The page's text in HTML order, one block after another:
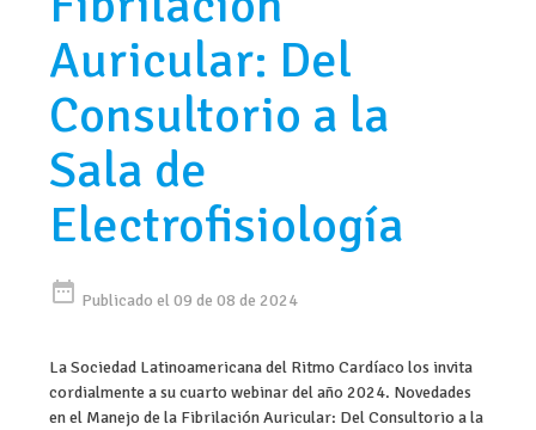
Auricular: Del
Consultorio a la
Sala de
Electrofisiología
date_range Publicado el 09 de 08 de 2024
La Sociedad Latinoamericana del Ritmo Cardíaco los invita
cordialmente a su cuarto webinar del año 2024. Novedades
en el Manejo de la Fibrilación Auricular: Del Consultorio a la